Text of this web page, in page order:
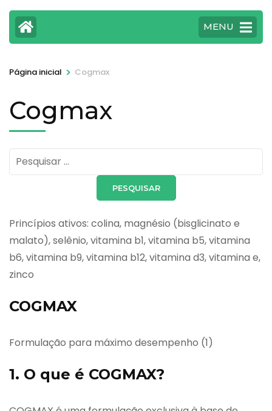
MENU
Página inicial > Cogmax
Cogmax
Pesquisar
por:
Princípios ativos: colina, magnésio (bisglicinato e
malato), selênio, vitamina b1, vitamina b5, vitamina
b6, vitamina b9, vitamina b12, vitamina d3, vitamina e,
zinco
COGMAX
Formulação para máximo desempenho (1)
1. O que é COGMAX?